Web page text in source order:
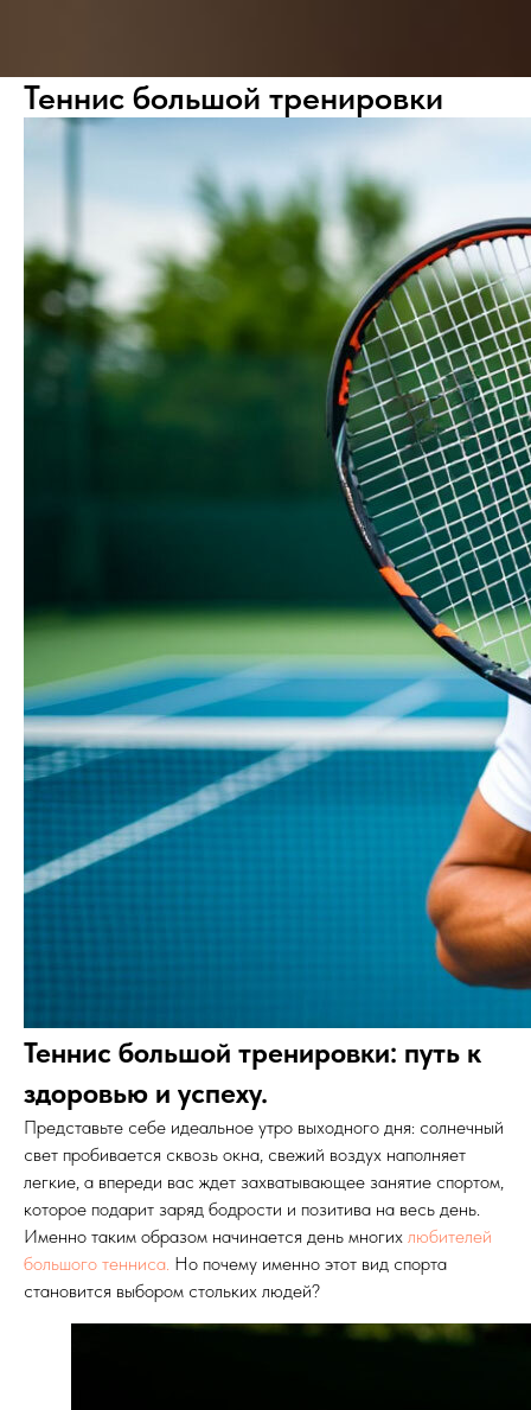
Теннис большой тренировки
Теннис большой тренировки: путь к
здоровью и успеху.
Представьте себе идеальное утро выходного дня: солнечный
свет пробивается сквозь окна, свежий воздух наполняет
легкие, а впереди вас ждет захватывающее занятие спортом,
которое подарит заряд бодрости и позитива на весь день.
Именно таким образом начинается день многих любителей
большого тенниса. Но почему именно этот вид спорта
становится выбором стольких людей?